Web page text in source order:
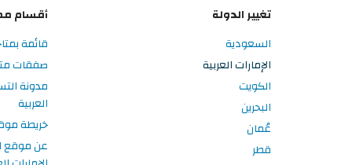
تغيير الدولة
السعودية
الإمارات العربية
الكويت
البحرين
عُمان
قطر
أقسام
قائمة
صفقات
مدونة
العربية
خريطة
عن موقع